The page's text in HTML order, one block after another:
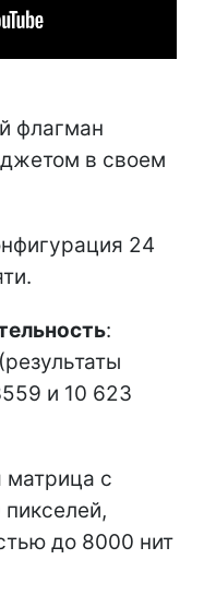
флагман
в своем
24
:
и 10 623
с
до 8000 нит